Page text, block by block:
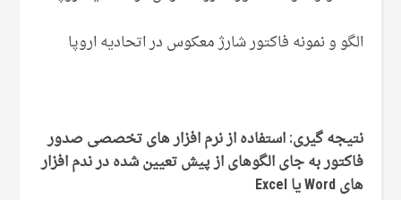
الگو و نمونه فاکتور شارژ معکوس در اتحادیه اروپا
نتیجه گیری: استفاده از نرم افزار های تخصصی صدور
فاکتور به جای الگوهای از پیش تعیین شده در ندم افزار
هایWordیاExcel